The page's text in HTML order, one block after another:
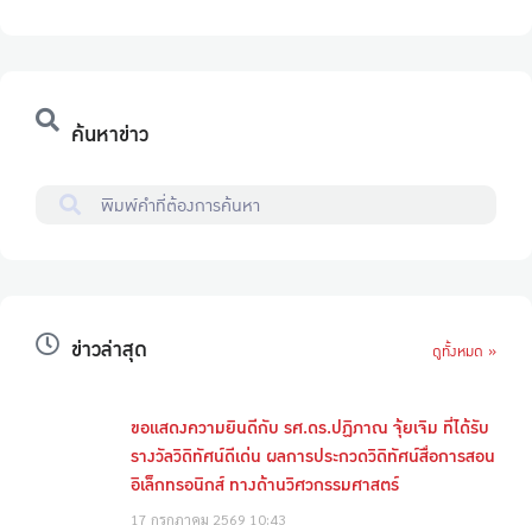
ค้นหาข่าว
ข่าวล่าสุด ดูทั้งหมด »
ขอแสดงความยินดีกับ รศ.ดร.ปฏิภาณ จุ้ยเจิม ที่ได้รับ
รางวัลวิดิทัศน์ดีเด่น ผลการประกวดวิดิทัศน์สื่อการสอน
อิเล็กทรอนิกส์ ทางด้านวิศวกรรมศาสตร์
17 กรกฎาคม 2569 10:43